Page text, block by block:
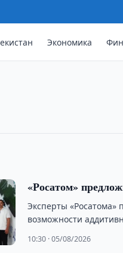
Экономика
показатель увеличился
«Росатом»
Эксперты
возможности
10:30 · 05/08/2026